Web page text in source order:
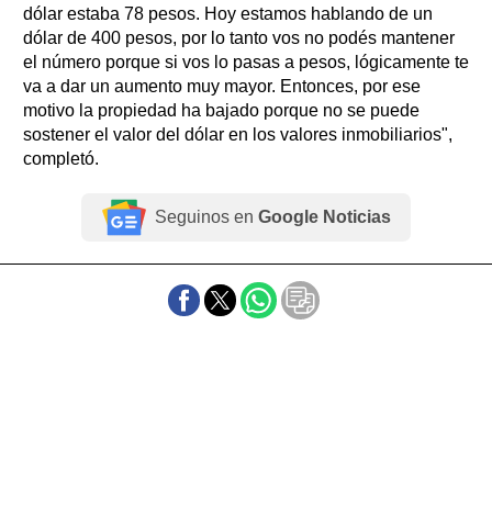
dólar estaba 78 pesos. Hoy estamos hablando de un
dólar de 400 pesos, por lo tanto vos no podés mantener
el número porque si vos lo pasas a pesos, lógicamente te
va a dar un aumento muy mayor. Entonces, por ese
motivo la propiedad ha bajado porque no se puede
sostener el valor del dólar en los valores inmobiliarios",
completó.
Seguinos en Google Noticias